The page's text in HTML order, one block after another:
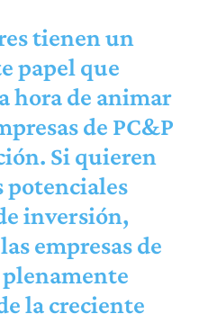
tienen un
papel que
hora de animar
de PC&P
Si quieren
potenciales
inversión,
empresas de
plenamente
la creciente